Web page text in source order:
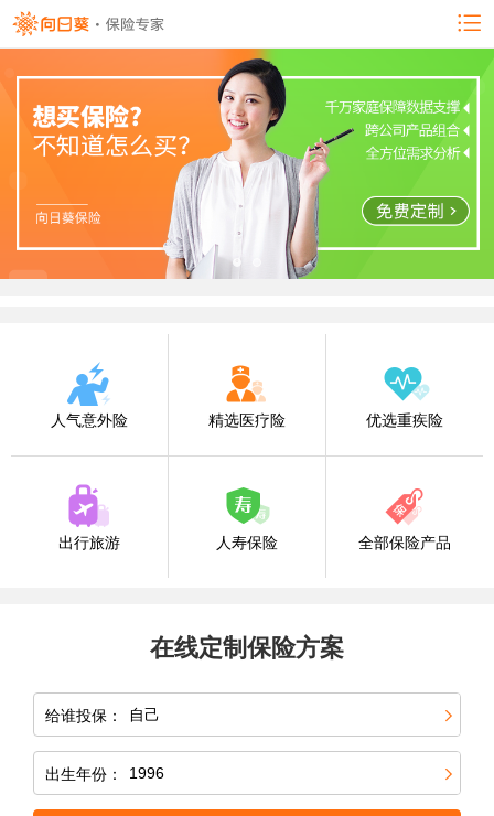
人气意外险 精选医疗险 优选重疾险
出行旅游 人寿保险 全部保险产品
在线定制保险方案
给谁投保：
出生年份：